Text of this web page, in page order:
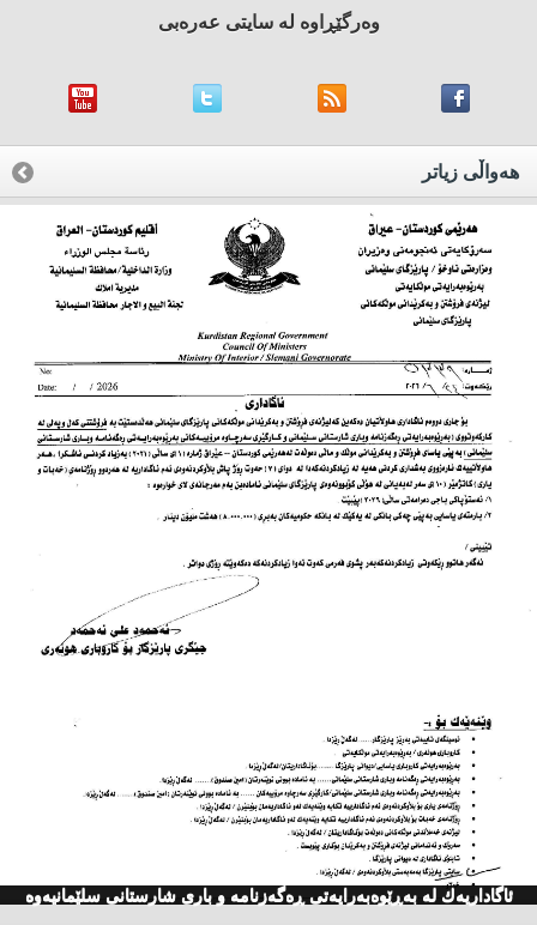
وه‌رگێڕاوه‌ له‌ سایتی عه‌ره‌بی
هه‌واڵی زیاتر
ئاگاداریه‌ك له‌ به‌ڕێوه‌به‌رایه‌تی ڕه‌گه‌زنامه‌ و باری شارستانی سلێمانیه‌وه‌